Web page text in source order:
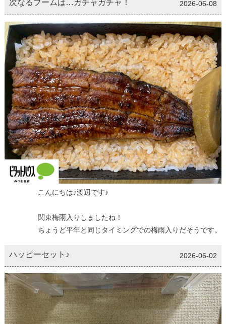
次なるブームは…ガチャガチャ！ 2026-06-08
こんにちは♪渡辺です♪
関東梅雨入りしましたね！
ちょうど平年と同じタイミングでの梅雨入りだそうです。
ハッピーセット♪ 2026-06-02